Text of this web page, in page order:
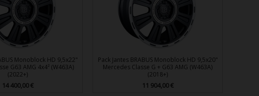
Monoblock HD 9,5x22"
G63 AMG 4x4² (W463A)
(2022+)
Prix
14 400,00 €
Pack Jantes BRABUS Monoblock HD 9,5x20"
Mercedes Classe G + G63 AMG (W463A)
(2018+)
Prix
11 904,00 €